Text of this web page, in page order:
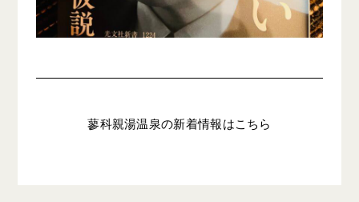
蓼科親湯温泉の新着情報はこちら